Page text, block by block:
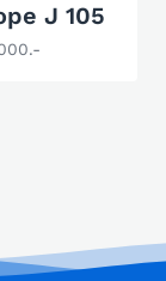
J 105